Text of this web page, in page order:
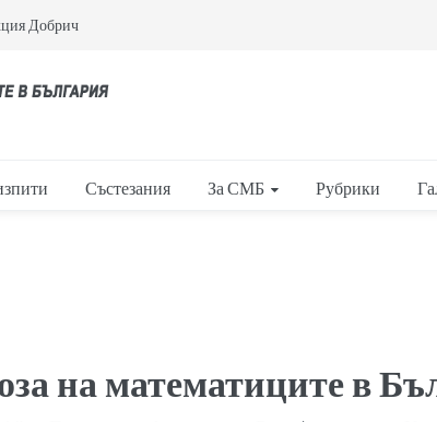
Добрич
Състезания За СМБ Рубрики
на математиците в